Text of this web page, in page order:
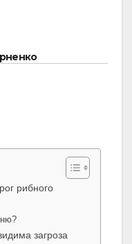
рибного
загроза